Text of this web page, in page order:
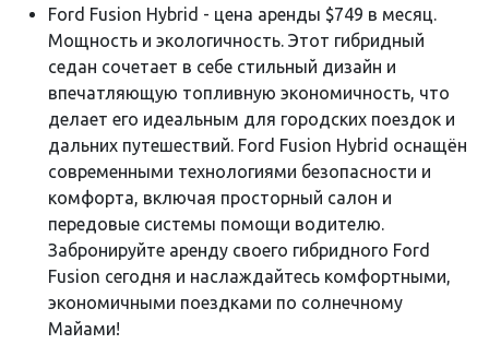
Ford Fusion Hybrid - цена аренды $749 в месяц.
Мощность и экологичность. Этот гибридный
седан сочетает в себе стильный дизайн и
впечатляющую топливную экономичность, что
делает его идеальным для городских поездок и
дальних путешествий. Ford Fusion Hybrid оснащён
современными технологиями безопасности и
комфорта, включая просторный салон и
передовые системы помощи водителю.
Забронируйте аренду своего гибридного Ford
Fusion сегодня и наслаждайтесь комфортными,
экономичными поездками по солнечному
Майами!